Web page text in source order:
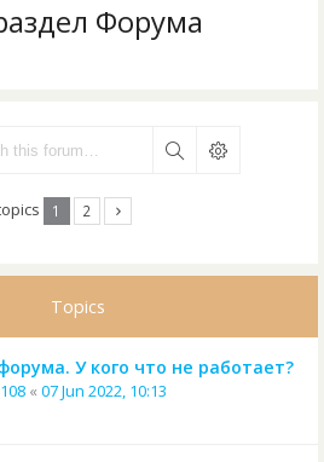
Форума
1 2
Topics
У кого что не работает?
« 07 Jun 2022, 10:13